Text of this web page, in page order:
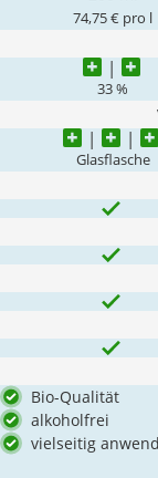
74,75 € pro l
33 %
Glasflasche
Bio-Qualität
alkoholfrei
vielseitig